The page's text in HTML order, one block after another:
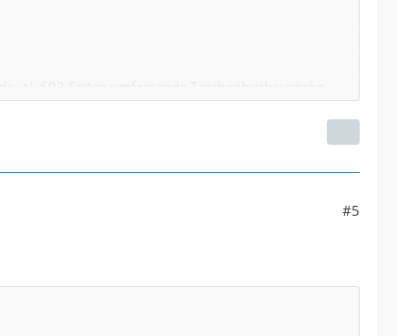
wurde dann die deutsche Version veröffentlicht.
Passend zum Titel und Inhalt des Buches
#5